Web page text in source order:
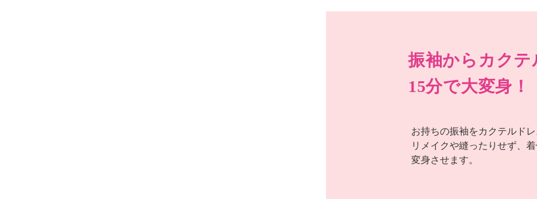
振袖からカク
15分で大変身！
お持ちの振袖をカクテルド
リメイクや縫ったりせず、
変身させます。